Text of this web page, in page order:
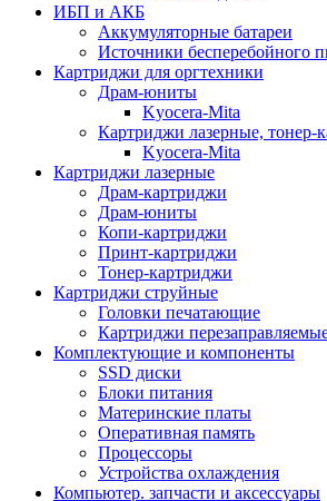
ИБП и АКБ
Аккумуляторные батареи
Источники бесперебойного
Картриджи для оргтехники
Драм-юниты
Kyocera-Mita
Картриджи лазерные, тонер-
Kyocera-Mita
Картриджи лазерные
Драм-картриджи
Драм-юниты
Копи-картриджи
Принт-картриджи
Тонер-картриджи
Картриджи струйные
Головки печатающие
Картриджи
Комплектующие и компоненты
SSD диски
Блоки питания
Материнские платы
Оперативная память
Процессоры
Устройства охлаждения
Компьютер. запчасти и аксессуары